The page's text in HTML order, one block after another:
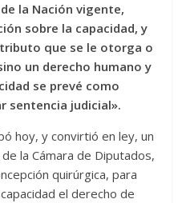
la Nación vigente,
sobre la capacidad, y
que se le otorga o
un derecho humano y
se prevé como
sentencia judicial».
hoy, y convirtió en ley, un
la Cámara de Diputados,
quirúrgica, para
el derecho de